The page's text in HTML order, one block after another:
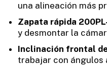
una alineación más
Zapata rápida
y desmontar la
Inclinación frontal de
trabajar con ángulos